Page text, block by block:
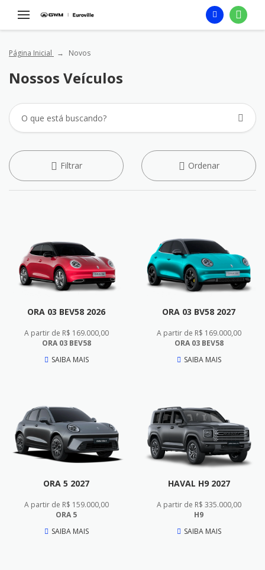
Página Inicial Novos
Nossos Veículos
Filtrar Ordenar
ORA 03 BEV58 2026
A partir de R$ 169.000,00
ORA 03 BEV58
SAIBA MAIS
ORA 03 BV58 2027
A partir de R$ 169.000,00
ORA 03 BEV58
SAIBA MAIS
ORA 5 2027
A partir de R$ 159.000,00
ORA 5
SAIBA MAIS
HAVAL H9 2027
A partir de R$ 335.000,00
H9
SAIBA MAIS